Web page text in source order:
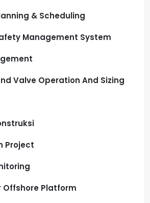
& Scheduling
Management System
Valve Operation And Sizing
Project
Offshore Platform